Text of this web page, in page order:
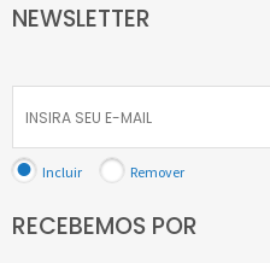
NEWSLETTER
Incluir Remover
RECEBEMOS POR